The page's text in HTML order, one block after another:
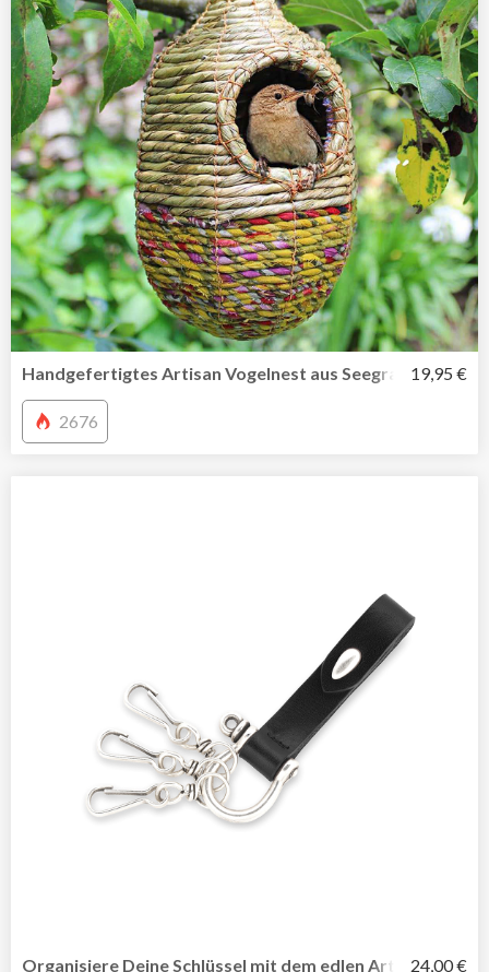
Handgefertigtes Artisan Vogelnest aus Seegras und19,95 €
2676
Organisiere Deine Schlüssel mit dem edlen Arthur-24,00 €